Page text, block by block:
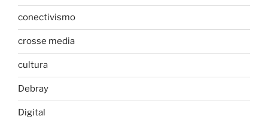
conectivismo
crosse media
cultura
Debray
Digital